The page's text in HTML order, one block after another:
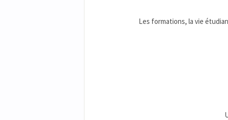
Les formations, la vie